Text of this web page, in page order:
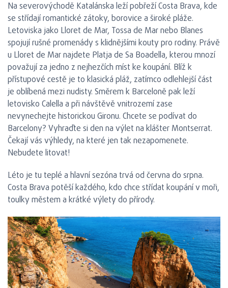
Na severovýchodě Katalánska leží pobřeží Costa Brava, kde
se střídají romantické zátoky, borovice a široké pláže.
Letoviska jako Lloret de Mar, Tossa de Mar nebo Blanes
spojují rušné promenády s klidnějšími kouty pro rodiny. Právě
u Lloret de Mar najdete Platja de Sa Boadella, kterou mnozí
považují za jedno z nejhezčích míst ke koupání. Blíž k
přístupové cestě je to klasická pláž, zatímco odlehlejší část
je oblíbená mezi nudisty. Směrem k Barceloně pak leží
letovisko Calella a při návštěvě vnitrozemí zase
nevynechejte historickou Gironu. Chcete se podívat do
Barcelony? Vyhraďte si den na výlet na klášter Montserrat.
Čekají vás výhledy, na které jen tak nezapomenete.
Nebudete litovat!
Léto je tu teplé a hlavní sezóna trvá od června do srpna.
Costa Brava potěší každého, kdo chce střídat koupání v moři,
toulky městem a krátké výlety do přírody.